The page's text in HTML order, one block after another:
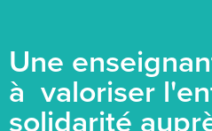
Une
à valoriser
solidarité